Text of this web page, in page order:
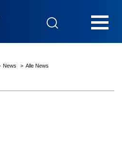
News Alle News